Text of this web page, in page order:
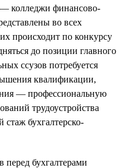
— колледжи финансово-
во всех
происходит по конкурсу
до позиции главного
ссузов потребуется
квалификации,
— профессиональную
трудоустройства
бухгалтерско-
бухгалтерами